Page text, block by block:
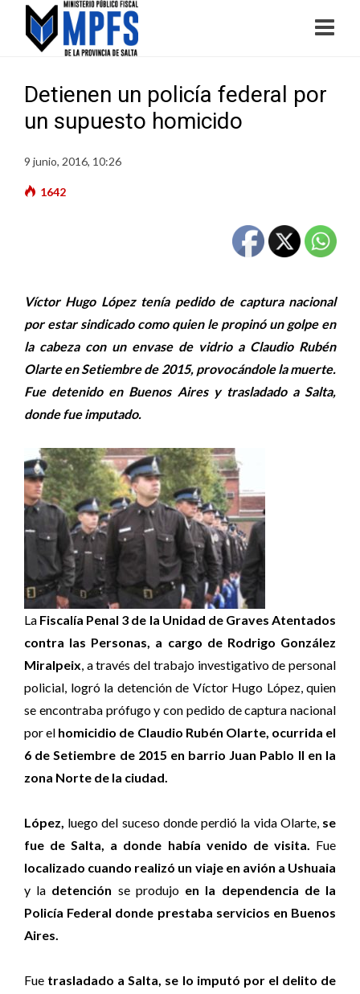
Detienen un policía federal por
un supuesto homicido
9 junio, 2016, 10:26
1642
Víctor Hugo López tenía pedido de captura nacional
por estar sindicado como quien le propinó un golpe en
la cabeza con un envase de vidrio a Claudio Rubén
Olarte en Setiembre de 2015, provocándole la muerte.
Fue detenido en Buenos Aires y trasladado a Salta,
donde fue imputado.
La Fiscalía Penal 3 de la Unidad de Graves Atentados
contra las Personas, a cargo de Rodrigo González
Miralpeix, a través del trabajo investigativo de personal
policial, logró la detención de Víctor Hugo López, quien
se encontraba prófugo y con pedido de captura nacional
por el homicidio de Claudio Rubén Olarte, ocurrida el
6 de Setiembre de 2015 en barrio Juan Pablo II en la
zona Norte de la ciudad.
López, luego del suceso donde perdió la vida Olarte, se
fue de Salta, a donde había venido de visita. Fue
localizado cuando realizó un viaje en avión a Ushuaia
y la detención se produjo en la dependencia de la
Policía Federal donde prestaba servicios en Buenos
Aires.
Fue trasladado a Salta, se lo imputó por el delito de